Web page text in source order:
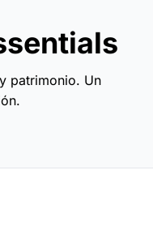
patrimonio. Un